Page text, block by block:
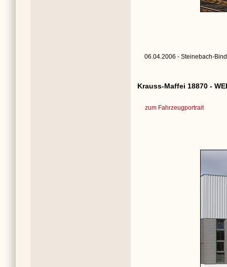
06.04.2006 - Steinebach-
Krauss-Maffei 18870 -
zum Fahrzeugportrait